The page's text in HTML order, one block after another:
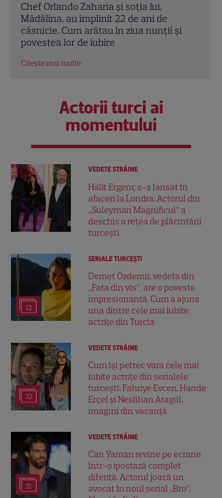
Cine este Cosmin Curticăpean, soțul
Laurei Cosoi. Afaceri, vârstă și povestea
de iubire care durează de peste 10 ani
Actorii turci ai
momentului
VEDETE STRĂINE
Halit Ergenç s-a lansat în
afaceri la Londra: Actorul din
„Suleyman Magnificul” a
deschis o rețea de plăcintării
turcești
12
SERIALE TURCEŞTI
Demet Özdemir, vedeta din
„Fata din vis”, are o poveste
impresionantă. Cum a ajuns
una dintre cele mai iubite
actrițe din Turcia
32
VEDETE STRĂINE
Cum își petrec vara cele mai
iubite actrițe din serialele
turcești. Fahriye Evcen, Hande
Erçel și Neslihan Atagül,
imagini din vacanță
31
VEDETE STRĂINE
Can Yaman revine pe ecrane
într-o ipostază complet
diferită. Actorul joacă un
avocat în noul serial „Bro”,